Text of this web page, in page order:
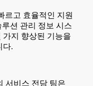
르고 효율적인 지원
션 관리 정보 시스
지 향상된 기능을
다.
서비스 전담 팀은